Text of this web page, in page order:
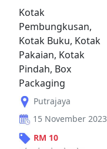
Kotak
Pembungkusan,
Kotak Buku, Kotak
Pakaian, Kotak
Pindah, Box
Packaging
Putrajaya
15 November 2023
RM 10